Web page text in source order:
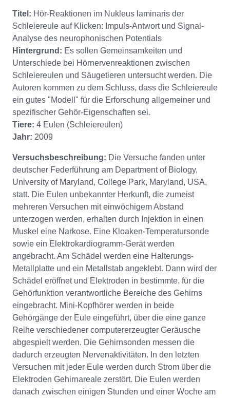
Titel: Hör-Reaktionen im Nukleus laminaris der
Schleiereule auf Klicken: Impuls-Antwort und Signal-
Analyse des neurophonischen Potentials
Hintergrund: Es sollen Gemeinsamkeiten und
Unterschiede bei Hörnervenreaktionen zwischen
Schleiereulen und Säugetieren untersucht werden. Die
Autoren kommen zu dem Schluss, dass die Schleiereule
ein gutes "Modell" für die Erforschung allgemeiner und
spezifischer Gehör-Eigenschaften sei.
Tiere: 4 Eulen (Schleiereulen)
Jahr: 2009
Versuchsbeschreibung: Die Versuche fanden unter
deutscher Federführung am Department of Biology,
University of Maryland, College Park, Maryland, USA,
statt. Die Eulen unbekannter Herkunft, die zumeist
mehreren Versuchen mit einwöchigem Abstand
unterzogen werden, erhalten durch Injektion in einen
Muskel eine Narkose. Eine Kloaken-Temperatursonde
sowie ein Elektrokardiogramm-Gerät werden
angebracht. Am Schädel werden eine Halterungs-
Metallplatte und ein Metallstab angeklebt. Dann wird der
Schädel eröffnet und Elektroden in bestimmte, für die
Gehörfunktion verantwortliche Bereiche des Gehirns
eingebracht. Mini-Kopfhörer werden in beide
Gehörgänge der Eule eingeführt, über die eine ganze
Reihe verschiedener computererzeugter Geräusche
abgespielt werden. Die Gehirnsonden messen die
dadurch erzeugten Nervenaktivitäten. In den letzten
Versuchen mit jeder Eule werden durch Strom über die
Elektroden Gehirnareale zerstört. Die Eulen werden
danach zwischen einigen Stunden und einer Woche am